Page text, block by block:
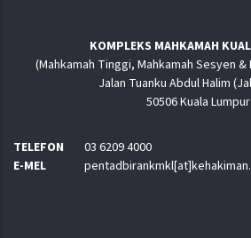
KOMPLEKS MAHKAMAH
(Mahkamah Tinggi, Mahkamah Sesyen
Jalan Tuanku Abdul Halim
50506 Kuala Lumpur
TELEFON
03 6209 4000
E-MEL